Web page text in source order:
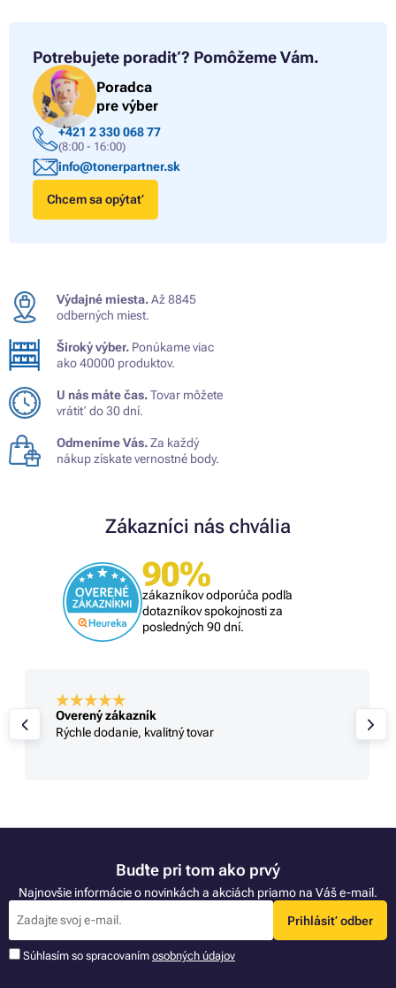
Potrebujete poradiť? Pomôžeme Vám.
Poradca
pre výber
+421 2 330 068 77
(8:00 - 16:00)
info@tonerpartner.sk
Chcem sa opýtať
Výdajné miesta.Až 8845
odberných miest.
Široký výber. Ponúkame viac
ako 40000 produktov.
U nás máte čas.Tovar môžete
vrátiť do 30 dní.
Odmeníme Vás.Za každý
nákup získate vernostné body.
Zákazníci nás chvália
90%
zákazníkov odporúča podľa
dotazníkov spokojnosti za
posledných 90 dní.
Overený zákazník
Rýchle dodanie, kvalitný tovar
Buďte pri tom ako prvý
Najnovšie informácie o novinkách a akciách priamo na Váš e-mail.
Prihlásiť odber
Súhlasím so spracovaním osobných údajov